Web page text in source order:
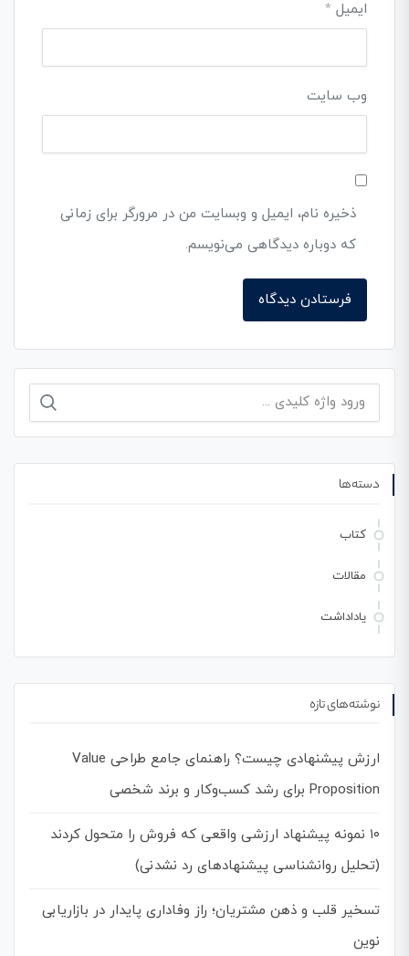
ایمیل *
وب‌ سایت
ذخیره نام، ایمیل و وبسایت من در مرورگر برای زمانی
که دوباره دیدگاهی می‌نویسم.
جستجو
دسته‌ها
کتاب
مقالات
یاداداشت
نوشته‌های تازه
ارزش پیشنهادی چیست؟ راهنمای جامع طراحی Value
Proposition برای رشد کسب‌وکار و برند شخصی
۱۰ نمونه پیشنهاد ارزشی واقعی که فروش را متحول کردند
(تحلیل روانشناسی پیشنهادهای رد نشدنی)
تسخیر قلب و ذهن مشتریان؛ راز وفاداری پایدار در بازاریابی
نوین